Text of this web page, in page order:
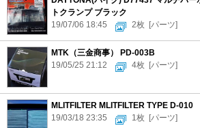
トクランプ ブラック
19/07/06 18:45
2枚 [パーツ]
MTK（三金商事） PD-003B
19/05/25 21:12
4枚 [パーツ]
MLITFILTER MLITFILTER TYPE D-010
19/03/18 23:35
1枚 [パーツ]